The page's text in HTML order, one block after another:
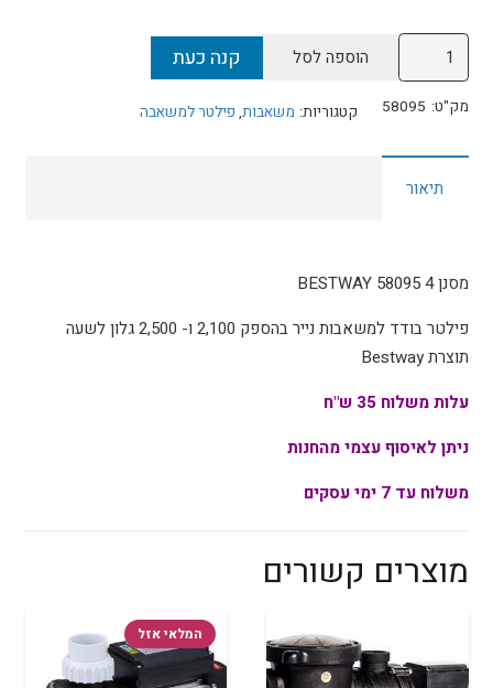
כמות
של
מסנן
58095
BESTWAY
הוספה לסל קנה כעת
מק"ט: 58095 קטגוריות: משאבות, פילטר למשאבה
תיאור
מסנן 4 58095 BESTWAY
פילטר בודד למשאבות נייר בהספק 2,100 ו- 2,500 גלון לשעה
תוצרת Bestway
עלות משלוח 35 ש"ח
ניתן לאיסוף עצמי מהחנות
משלוח עד 7 ימי עסקים
מוצרים קשורים
המלאי אזל